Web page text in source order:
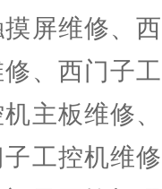
屏维修、
、西门子
主板维修
工控机维